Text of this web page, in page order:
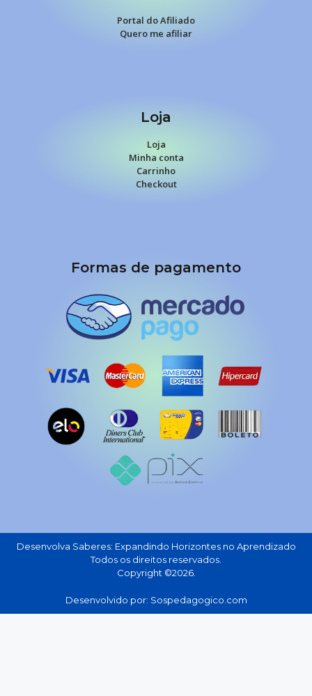
Portal do Afiliado
Quero me afiliar
Loja
Loja
Minha conta
Carrinho
Checkout
Formas de pagamento
Desenvolva Saberes: Expandindo Horizontes no Aprendizado
Todos os direitos reservados.
Copyright ©2026.
Desenvolvido por: Sospedagogico.com